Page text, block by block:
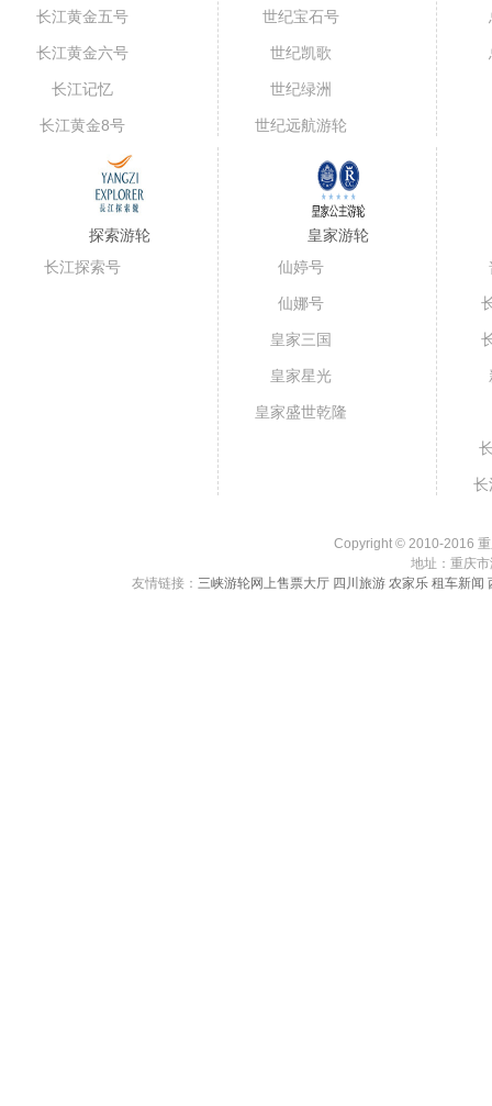
长江黄金五号
长江黄金六号
长江记忆
长江黄金8号
世纪宝石号
世纪凯歌
世纪绿洲
世纪远航游轮
探索游轮
长江探索号
皇家游轮
仙婷号
仙娜号
皇家三国
皇家星光
皇家盛世乾隆
长
Copyright © 2010-2016
地址：重庆
友情链接： 三峡游轮网上售票大厅 四川旅游 农家乐 租车新闻